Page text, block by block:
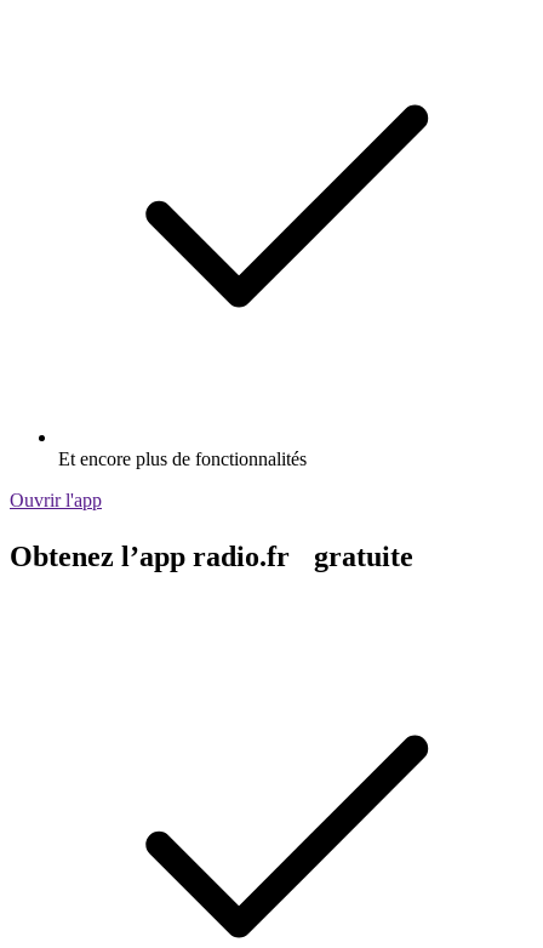
Et encore plus de fonctionnalités
Ouvrir l'app
Obtenez l’app radio.fr gratuite